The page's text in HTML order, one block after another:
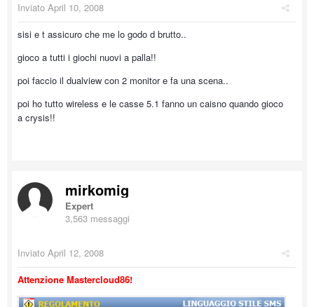
Inviato April 10, 2008
sisi e t assicuro che me lo godo d brutto..
gioco a tutti i giochi nuovi a palla!!
poi faccio il dualview con 2 monitor e fa una scena..
poi ho tutto wireless e le casse 5.1 fanno un caisno quando gioco
a crysis!!
mirkomig
Expert
3,563 messaggi
Inviato April 12, 2008
Attenzione Mastercloud86!